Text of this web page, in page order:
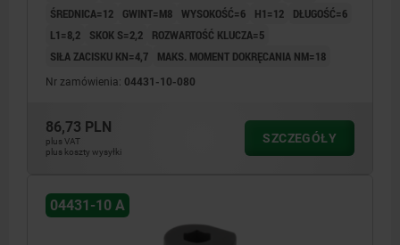
ŚREDNICA=12
GWINT=M8 WYSOKOŚĆ=6 H1=12
DŁUGOŚĆ=6
L1=8,2
SKOK S=2,2
ROZWARTOŚĆ KLUCZA=5
SIŁA ZACISKU KN=4,7
MAKS. MOMENT DOKRĘCANIA NM=18
Nr zamówienia: 04431-10-080
86,73 PLN
plus VAT
plus koszty wysyłki
SZCZEGÓŁY
04431-10 A